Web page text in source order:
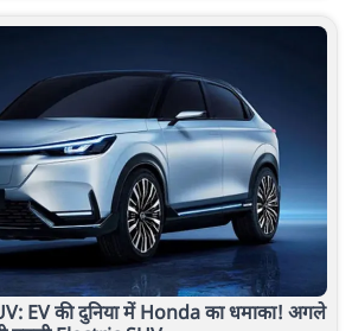
EV की दुनिया में Honda का धमाका! अगले